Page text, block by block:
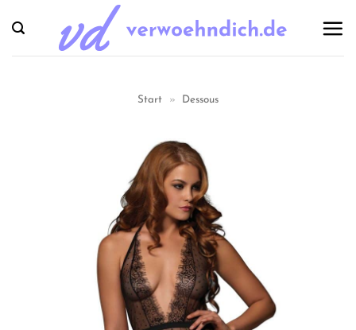
Inhalt
springen
Start » Dessous